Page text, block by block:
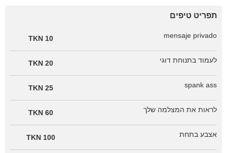
תפריט טיפים
mensaje privado
10 TKN
לעמוד בתנוחת דוגי 20 TKN
spank ass
25 TKN
לראות את המצלמה שלך 60 TKN
אצבע בתחת 100 TKN